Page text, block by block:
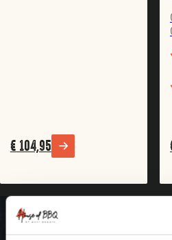
€ 104,95